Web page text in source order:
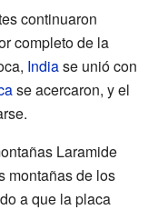
continuaron
completo de la
Indiase unió con
se acercaron, y el
Laramide
montañas de los
a que la placa